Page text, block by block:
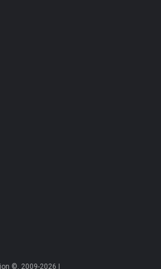
©, 2009-2026 |